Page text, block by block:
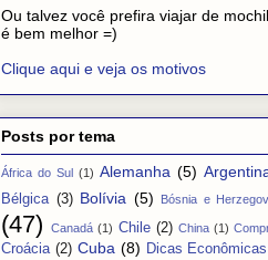
Ou talvez você prefira viajar de
é bem melhor =)
Clique aqui e veja os motivos
Posts por tema
África do Sul (1) Alemanha (5)
Bélgica (3) Bolívia (5) Bósnia e
(47)
Canadá (1) Chile (2) China (1)
Croácia (2) Cuba (8) Dicas Econômicas